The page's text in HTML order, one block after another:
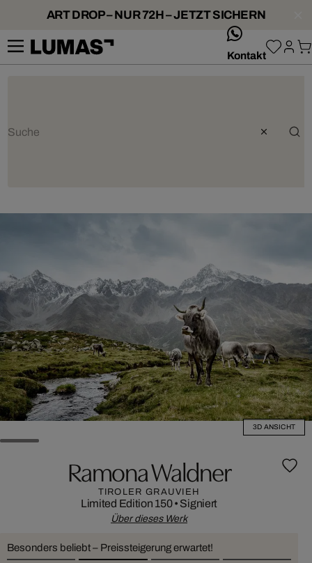
ART DROP – NUR 72H – JETZT SICHERN
Kontakt
3D ANSICHT
Ramona Waldner
TIROLER GRAUVIEH
Limited Edition 150• Signiert
Über dieses Werk
Besonders beliebt – Preissteigerung erwartet!